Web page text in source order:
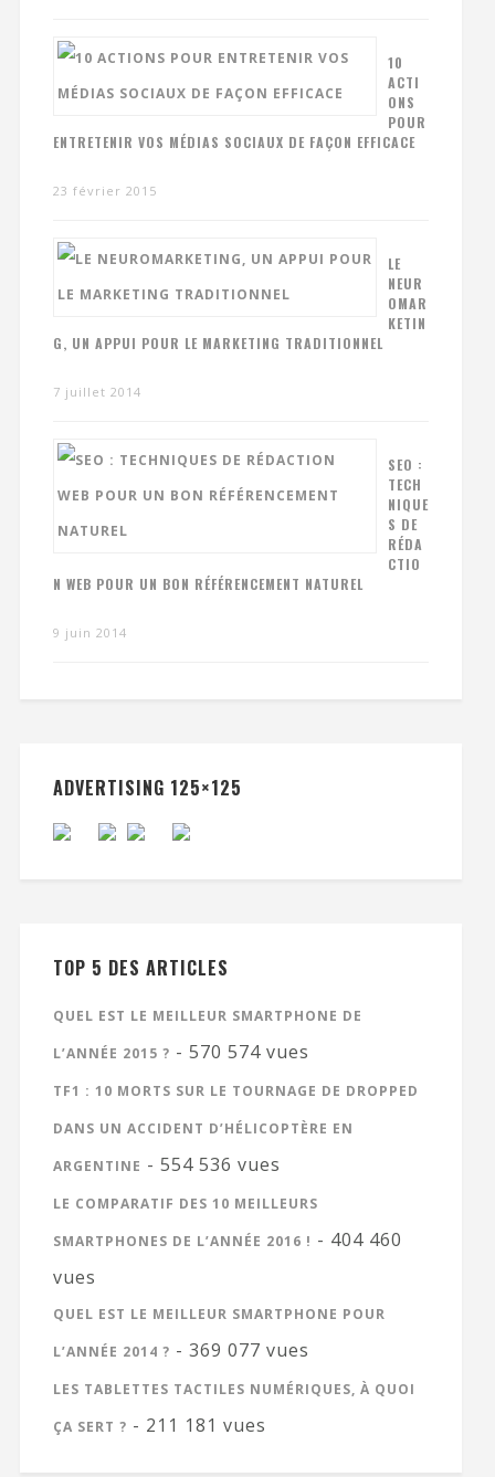
10
ACTI
ONS
POUR
ENTRETENIR VOS MÉDIAS SOCIAUX DE FAÇON EFFICACE
23 février 2015
LE
NEUR
OMAR
KETIN
G, UN APPUI POUR LE MARKETING TRADITIONNEL
7 juillet 2014
SEO :
TECH
NIQUE
S DE
RÉDA
CTIO
N WEB POUR UN BON RÉFÉRENCEMENT NATUREL
9 juin 2014
ADVERTISING 125×125
TOP 5 DES ARTICLES
QUEL EST LE MEILLEUR SMARTPHONE DE
L’ANNÉE 2015 ? - 570 574 vues
TF1 : 10 MORTS SUR LE TOURNAGE DE DROPPED
DANS UN ACCIDENT D’HÉLICOPTÈRE EN
ARGENTINE - 554 536 vues
LE COMPARATIF DES 10 MEILLEURS
SMARTPHONES DE L’ANNÉE 2016 ! - 404 460
vues
QUEL EST LE MEILLEUR SMARTPHONE POUR
L’ANNÉE 2014 ? - 369 077 vues
LES TABLETTES TACTILES NUMÉRIQUES, À QUOI
ÇA SERT ? - 211 181 vues